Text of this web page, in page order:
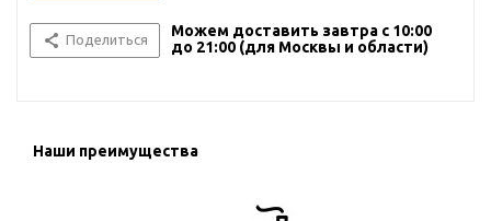
Поделиться
Можем доставить завтра с 10:00
до 21:00 (для Москвы и области)
Наши преимущества